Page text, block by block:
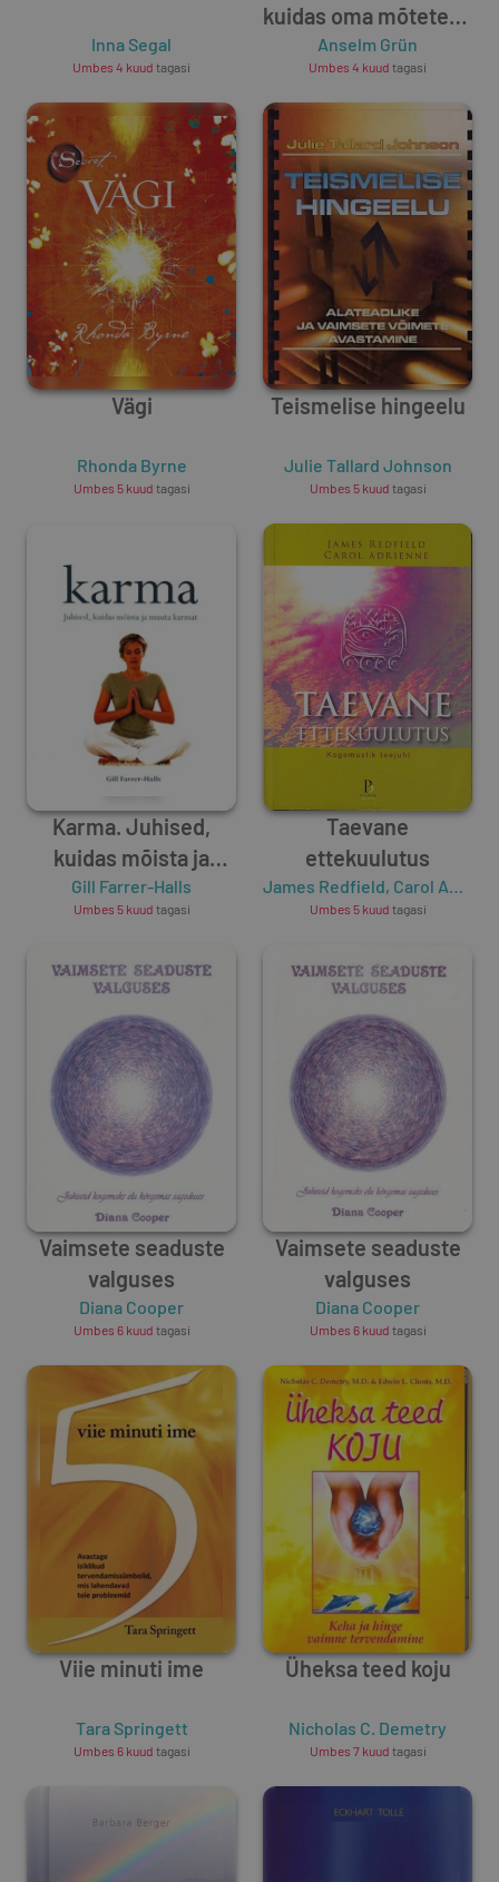
Inna Segal
Umbes 4 kuud tagasi
kuidas oma mõtetega
toime tulla
Anselm Grün
Umbes 4 kuud tagasi
Vägi
Rhonda Byrne
Umbes 5 kuud tagasi
Teismelise hingeelu
Julie Tallard Johnson
Umbes 5 kuud tagasi
Karma. Juhised,
kuidas mõista ja
muuta karmat
Gill Farrer-Halls
Umbes 5 kuud tagasi
Taevane
ettekuulutus
James Redfield, Carol Adrienne
Umbes 5 kuud tagasi
Vaimsete seaduste
valguses
Diana Cooper
Umbes 6 kuud tagasi
Vaimsete seaduste
valguses
Diana Cooper
Umbes 6 kuud tagasi
Viie minuti ime
Tara Springett
Umbes 6 kuud tagasi
Üheksa teed koju
Nicholas C. Demetry
Umbes 7 kuud tagasi